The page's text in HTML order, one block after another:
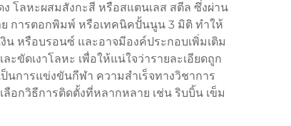
โลหะผสมสังกะสี หรือสแตนเลส สตีล ซึ่งผ่าน
การตอกพิมพ์ หรือเทคนิคปั้นนูน 3 มิติ ทำให้
หรือบรอนซ์ และอาจมีองค์ประกอบเพิ่มเติม
ขัดเงาโลหะ เพื่อให้แน่ใจว่ารายละเอียดถูก
การแข่งขันกีฬา ความสำเร็จทางวิชาการ
อกวิธีการติดตั้งที่หลากหลาย เช่น ริบบิ้น เข็ม